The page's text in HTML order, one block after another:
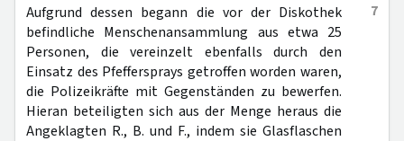
7
Aufgrund dessen begann die vor der Diskothek
befindliche Menschenansammlung aus etwa 25
Personen, die vereinzelt ebenfalls durch den
Einsatz des Pfeffersprays getroffen worden waren,
die Polizeikräfte mit Gegenständen zu bewerfen.
Hieran beteiligten sich aus der Menge heraus die
Angeklagten R., B. und F., indem sie Glasflaschen